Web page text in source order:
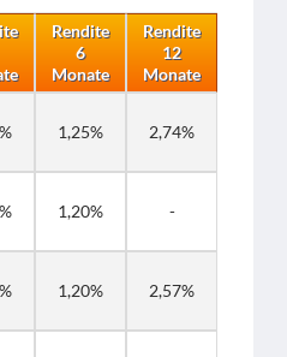
Rendite
6
Monate
Rendite
12
Monate
1,25% 2,74%
1,20% -
1,20% 2,57%